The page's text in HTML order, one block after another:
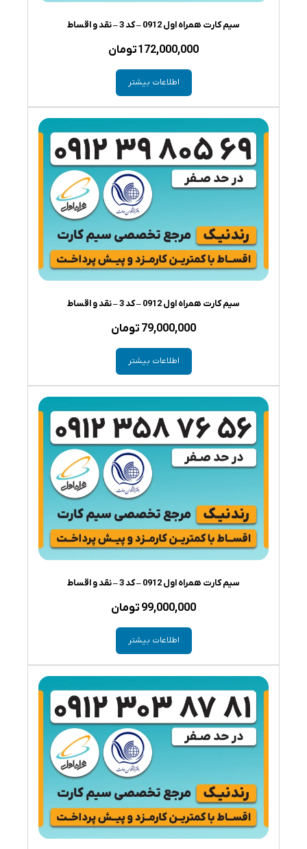
سیم کارت همراه اول 0912 – کد 3 – نقد و اقساط
172,000,000تومان
اطلاعات بیشتر
سیم کارت همراه اول 0912 – کد 3 – نقد و اقساط
79,000,000 تومان
اطلاعات بیشتر
سیم کارت همراه اول 0912 – کد 3 – نقد و اقساط
99,000,000 تومان
اطلاعات بیشتر